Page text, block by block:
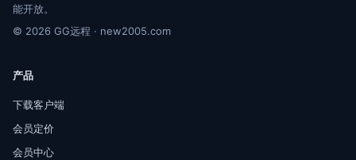
能开放。
© 2026 GG远程 · new2005.com
产品
下载客户端
会员定价
会员中心